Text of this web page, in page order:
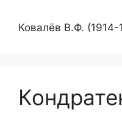
Ковалёв В.Ф. (1914-